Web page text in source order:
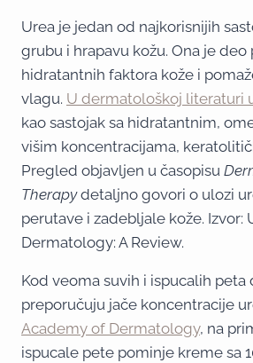
Urea je jedan od najkorisnijih
grubu i hrapavu kožu. Ona je deo
hidratantnih faktora kože i
vlagu. U dermatološkoj literaturi
kao sastojak sa hidratantnim,
višim koncentracijama,
Pregled objavljen u časopisu
Therapydetaljno govori o ulozi
perutave i zadebljale kože. Izvor:
Dermatology: A Review.
Kod veoma suvih i ispucalih
preporučuju jače koncentracije
Academy of Dermatology, na
ispucale pete pominje kreme sa